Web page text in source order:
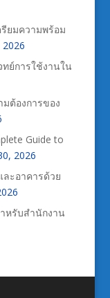
ยมความพร้อม
2026
ย์การใช้งานใน
ต้องการของ
Guide to
2026
ละอาคารด้วย
หรับสำนักงาน